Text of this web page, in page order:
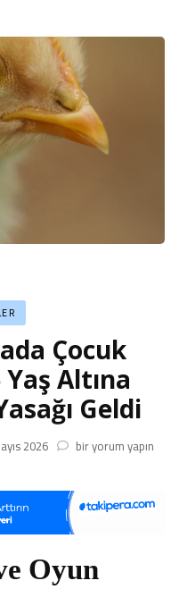
Çocuk
Altına
Geldi
2026 Sosyal
Güvenliği:
16
Yaş
Hesap
bir yorum yapın
Oyun